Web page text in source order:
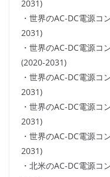
2031)
・世界のAC-DC電源
2031)
・世界のAC-DC電源
(2020-2031)
・世界のAC-DC電源
2031)
・世界のAC-DC電源
2031)
・世界のAC-DC電源
2031)
・北米のAC-DC電源